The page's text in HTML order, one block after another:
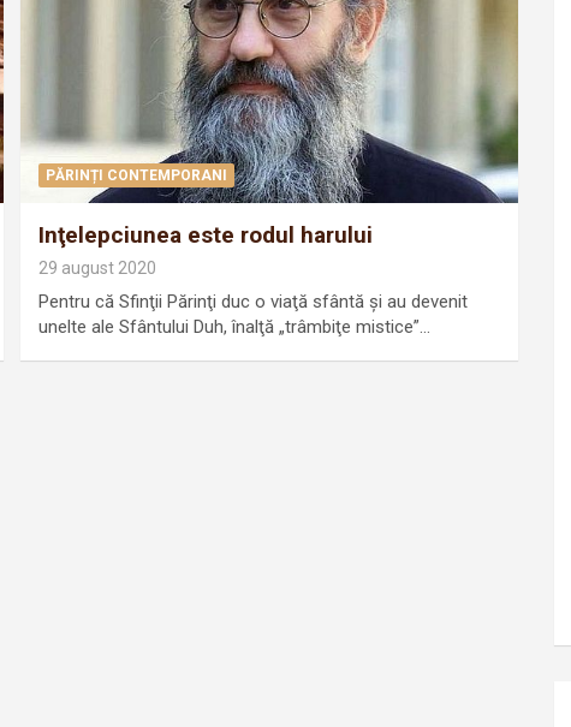
PĂRINȚI CONTEMPORANI
Inţelepciunea este rodul harului
29 august 2020
Pentru că Sfinţii Părinţi duc o viaţă sfântă şi au devenit
unelte ale Sfântului Duh, înalţă „trâmbiţe mistice”…